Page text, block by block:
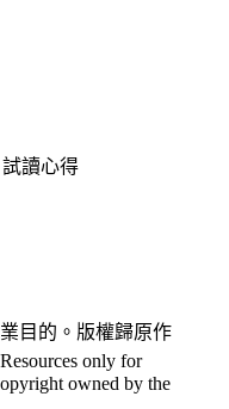
讀心得
目的。版權歸原作
only for
owned by the